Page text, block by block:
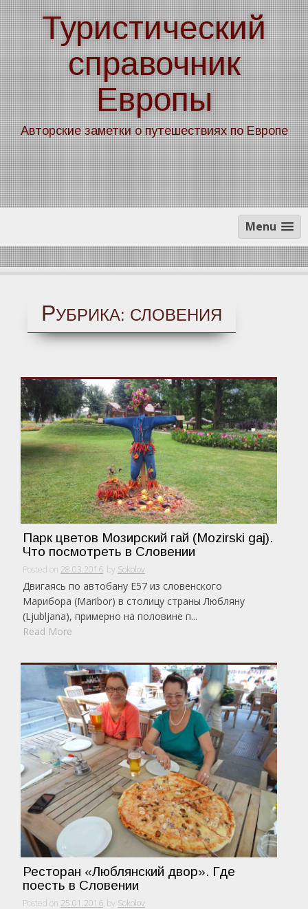
Skip
to
content
Туристический
справочник
Европы
Авторские заметки о путешествиях по Европе
Menu
РУБРИКА: СЛОВЕНИЯ
Парк цветов Мозирский гай (Mozirski gaj).
Что посмотреть в Словении
Posted on 28.03.2016 by Sokolov
Двигаясь по автобану Е57 из словенского
Марибора (Maribor) в столицу страны Любляну
(Ljubljana), примерно на половине п...
Read More
Ресторан «Люблянский двор». Где
поесть в Словении
Posted on 25.01.2016 by Sokolov